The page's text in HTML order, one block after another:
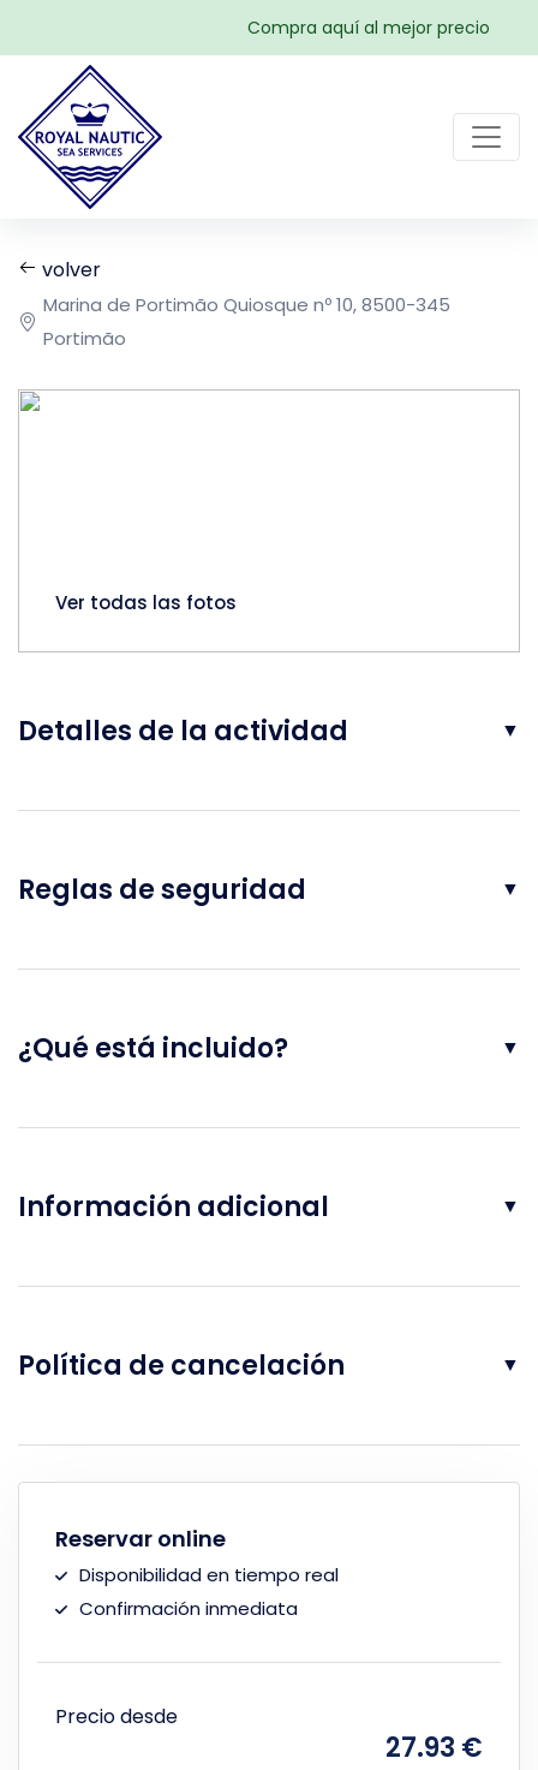
Compra aquí al mejor precio
volver
Marina de Portimão Quiosque nº 10, 8500-345
Portimão
Ver todas las fotos
Detalles de la actividad ▼
Reglas de seguridad ▼
¿Qué está incluido? ▼
Información adicional ▼
Política de cancelación ▼
Reservar online
Disponibilidad en tiempo real
Confirmación inmediata
Precio desde
27.93 €